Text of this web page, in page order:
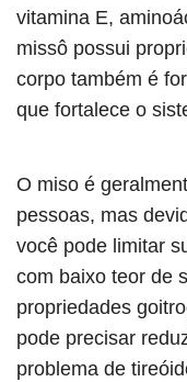
vitamina E,
missô possui
corpo também é
que fortalece o
O miso é
pessoas, mas
você pode limitar
com baixo teor de
propriedades
pode precisar
problema de